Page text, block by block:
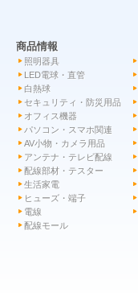
商品情報
照明器具
LED電球・直管
白熱球
セキュリティ・防災用品
オフィス機器
パソコン・スマホ関連
AV小物・カメラ用品
アンテナ・テレビ配線
配線部材・テスター
生活家電
ヒューズ・端子
電線
配線モール